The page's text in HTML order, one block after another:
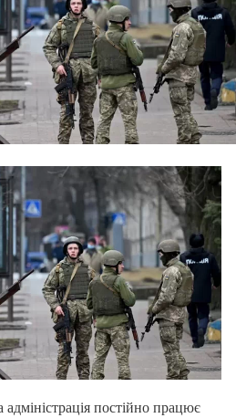
адміністрація постійно працює